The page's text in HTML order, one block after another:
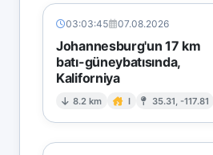
03:03:45 07.08.2026
Johannesburg'un 17 km
batı-güneybatısında,
Kaliforniya
8.2 km I 35.31, -117.81